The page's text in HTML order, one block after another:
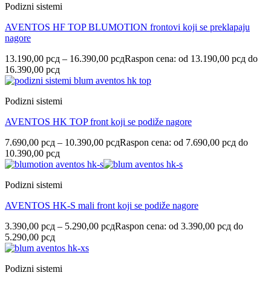
Podizni sistemi
AVENTOS HF TOP BLUMOTION frontovi koji se preklapaju
nagore
13.190,00 рсд – 16.390,00 рсдRaspon cena: od 13.190,00 рсд do
16.390,00 рсд
Podizni sistemi
AVENTOS HK TOP front koji se podiže nagore
7.690,00 рсд – 10.390,00 рсдRaspon cena: od 7.690,00 рсд do
10.390,00 рсд
Podizni sistemi
AVENTOS HK-S mali front koji se podiže nagore
3.390,00 рсд – 5.290,00 рсдRaspon cena: od 3.390,00 рсд do
5.290,00 рсд
Podizni sistemi